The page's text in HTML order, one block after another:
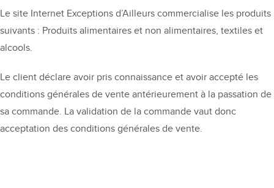
Le site Internet Exceptions d’Ailleurs commercialise les produits
suivants : Produits alimentaires et non alimentaires, textiles et
alcools.
Le client déclare avoir pris connaissance et avoir accepté les
conditions générales de vente antérieurement à la passation de
sa commande. La validation de la commande vaut donc
acceptation des conditions générales de vente.